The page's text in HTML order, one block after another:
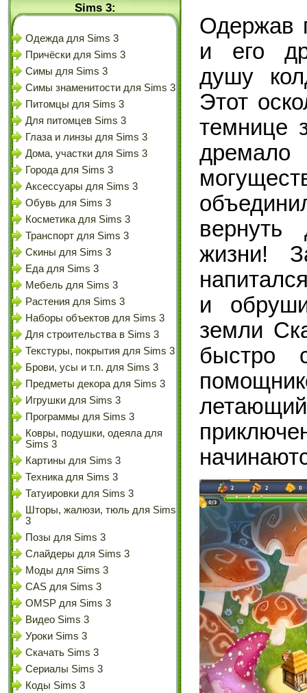
Sims 3:
Одежда для Sims 3
Причёски для Sims 3
Симы для Sims 3
Симы знаменитости для Sims 3
Питомцы для Sims 3
Для питомцев Sims 3
Глаза и линзы для Sims 3
Дома, участки для Sims 3
Города для Sims 3
Аксессуары для Sims 3
Обувь для Sims 3
Косметика для Sims 3
Транспорт для Sims 3
Скины для Sims 3
Еда для Sims 3
Мебель для Sims 3
Растения для Sims 3
Наборы объектов для Sims 3
Для строительства в Sims 3
Текстуры, покрытия для Sims 3
Брови, усы и т.п. для Sims 3
Предметы декора для Sims 3
Игрушки для Sims 3
Программы для Sims 3
Ковры, подушки, одеяла для
Sims 3
Картины для Sims 3
Техника для Sims 3
Татуировки для Sims 3
Шторы, жалюзи, тюль для Sims
3
Позы для Sims 3
Слайдеры для Sims 3
Моды для Sims 3
CAS для Sims 3
OMSP для Sims 3
Видео Sims 3
Уроки Sims 3
Скачать Sims 3
Сериалы Sims 3
Коды Sims 3
Одержав
и его
душу
Этот
темнице
вернуть
жизни!
и
земли
быстро